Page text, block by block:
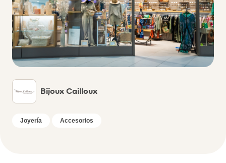
Bijoux Cailloux
Joyería Accesorios